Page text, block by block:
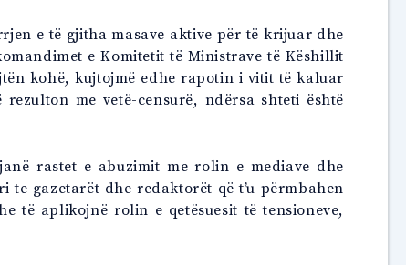
e të gjitha masave aktive për të krijuar dhe
e Komitetit të Ministrave të Këshillit
kohë, kujtojmë edhe rapotin i vitit të kaluar
me vetë-censurë, ndërsa shteti është
rastet e abuzimit me rolin e mediave dhe
gazetarët dhe redaktorët që t’u përmbahen
të aplikojnë rolin e qetësuesit të tensioneve,